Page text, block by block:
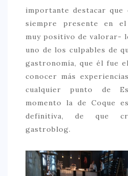
importante destacar
siempre presente en
muy positivo de valorar-
uno de los culpables de
gastronomía, que él fue
conocer más
cualquier punto de
momento la de Coque
definitiva, de que
gastroblog.